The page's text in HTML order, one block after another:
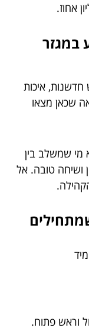
אחוז.
במגזר
איכות
שכאן מצאו
מי שמשלב בין
ושיחה טובה. אל
וראש פתוח.